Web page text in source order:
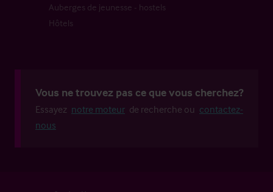
Auberges de jeunesse - hostels
Hôtels
Vous ne trouvez pas ce que vous cherchez?
Essayez notre moteur de recherche ou contactez-
nous